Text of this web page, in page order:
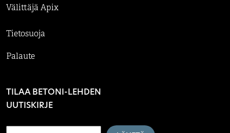
Välittäjä Apix
Tietosuoja
Palaute
TILAA BETONI-LEHDEN
UUTISKIRJE